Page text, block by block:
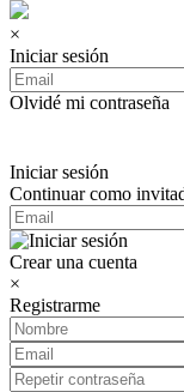
×
Iniciar sesión
Olvidé mi contraseña
Iniciar sesión
Continuar como
Crear una cuenta
×
Registrarme